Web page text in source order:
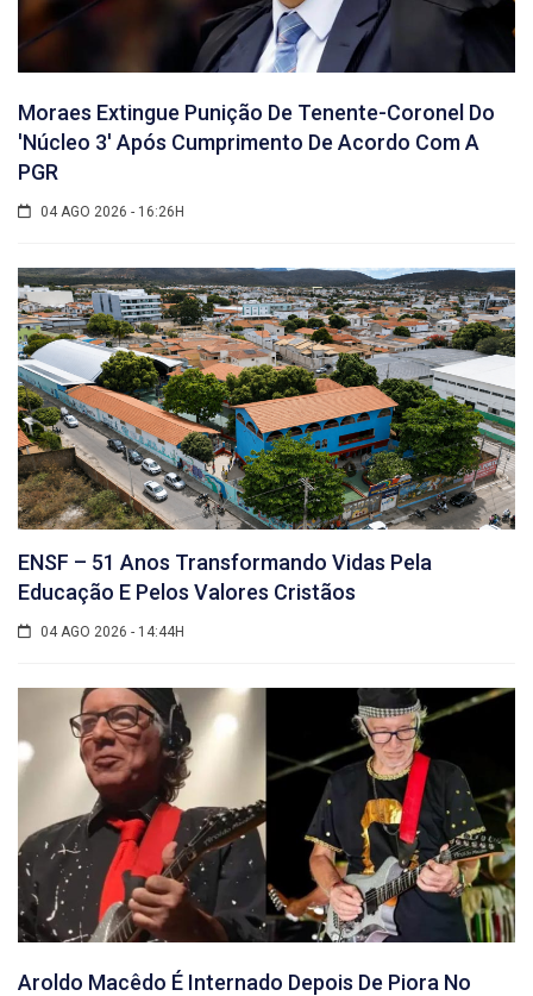
Moraes Extingue Punição De Tenente-Coronel Do
'núcleo 3' Após Cumprimento De Acordo Com A
PGR
04 AGO 2026 - 16:26H
ENSF – 51 Anos Transformando Vidas Pela
Educação E Pelos Valores Cristãos
04 AGO 2026 - 14:44H
Aroldo Macêdo É Internado Depois De Piora No